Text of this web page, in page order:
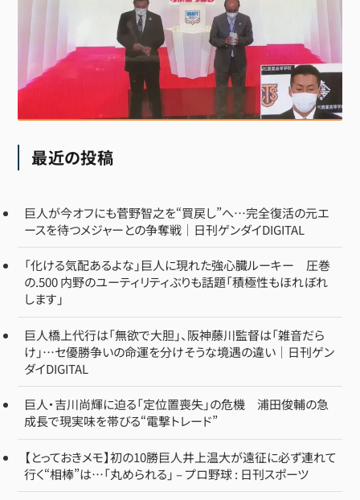
最近の投稿
巨人が今オフにも菅野智之を“買戻し”へ…完全復活の元エ
ースを待つメジャーとの争奪戦｜日刊ゲンダイDIGITAL
「化ける気配あるよな」巨人に現れた強心臓ルーキー 圧巻
の.500 内野のユーティリティぶりも話題「積極性もほれぼれ
します」
巨人橋上代行は「無欲で大胆」、阪神藤川監督は「雑音だら
け」…セ優勝争いの命運を分けそうな境遇の違い｜日刊ゲン
ダイDIGITAL
巨人・吉川尚輝に迫る「定位置喪失」の危機 浦田俊輔の急
成長で現実味を帯びる“電撃トレード”
【とっておきメモ】初の10勝巨人井上温大が遠征に必ず連れて
行く“相棒”は…「丸められる」 – プロ野球 : 日刊スポーツ